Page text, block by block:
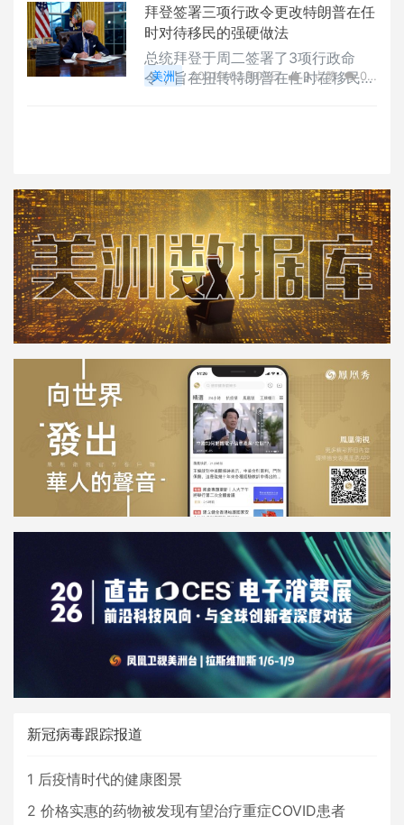
拜登签署三项行政令更改特朗普在任
时对待移民的强硬做法
总统拜登于周二签署了3项行政命
令，旨在扭转特朗普在任时在移民问
美洲 2021年02月03日 0 点赞
0
新冠病毒跟踪报道
1 后疫情时代的健康图景
2 价格实惠的药物被发现有望治疗重症COVID患者